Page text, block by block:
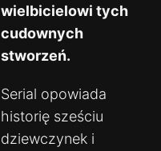
wielbicielowi tych
cudownych
stworzeń.
Serial opowiada
historię sześciu
dziewczynek i